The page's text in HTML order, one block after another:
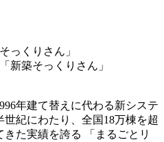
っくりさん」
新築そっくりさん」
年建て替えに代わる新システ
紀にわたり、全国18万棟を超
た実績を誇る 「まるごとリ